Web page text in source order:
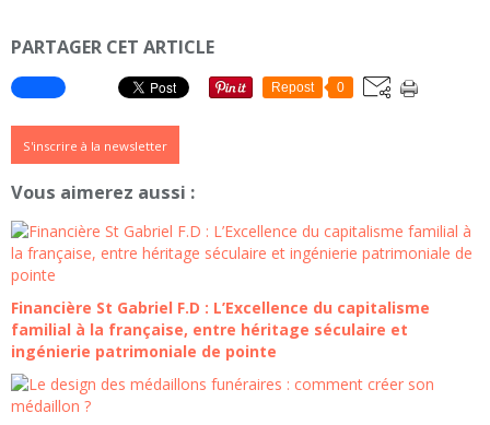
PARTAGER CET ARTICLE
Repost 0
S'inscrire à la newsletter
Vous aimerez aussi :
Financière St Gabriel F.D : L’Excellence du capitalisme
familial à la française, entre héritage séculaire et
ingénierie patrimoniale de pointe